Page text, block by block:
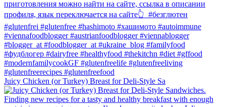
Juicy Chicken (or Turkey) Breast for Deli-Style Sa